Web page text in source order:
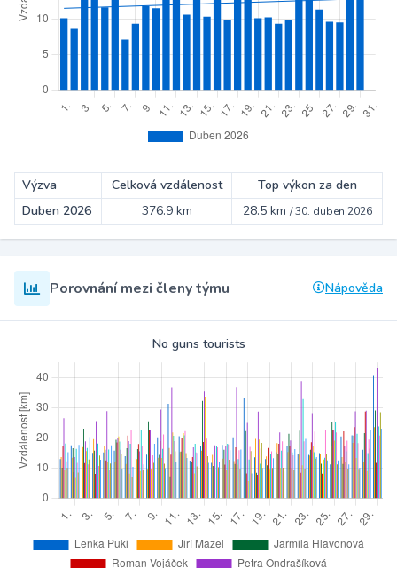
Výzva Celková vzdálenost
Top výkon za den
Duben 2026
376.9 km 28.5 km /30. duben 2026
Porovnání mezi členy týmu Nápověda
No guns tourists